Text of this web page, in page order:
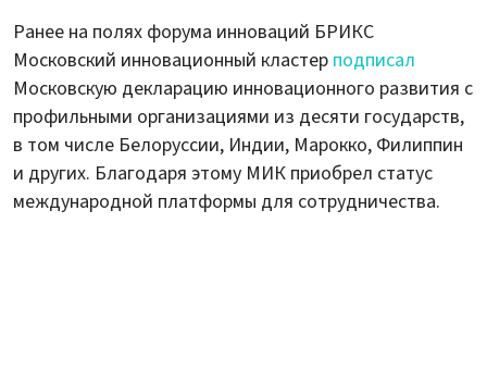
Ранее на полях форума инноваций БРИКС
Московский инновационный кластер подписал
Московскую декларацию инновационного развития с
профильными организациями из десяти государств,
в том числе Белоруссии, Индии, Марокко, Филиппин
и других. Благодаря этому МИК приобрел статус
международной платформы для сотрудничества.